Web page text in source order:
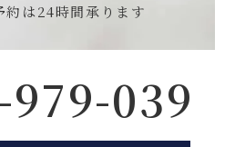
約は24時間承ります
979-039